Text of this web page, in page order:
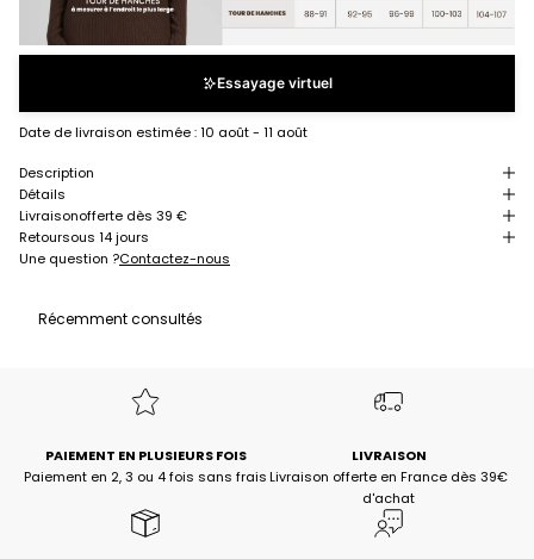
Essayage virtuel
Date de livraison estimée :10 août - 11 août
Description
Détails
Livraisonofferte dès 39 €
Retoursous 14 jours
Une question ?Contactez-nous
Récemment consultés
PAIEMENT EN PLUSIEURS FOIS
Paiement en 2, 3 ou 4 fois sans frais
LIVRAISON
Livraison offerte en France dès 39€
d'achat